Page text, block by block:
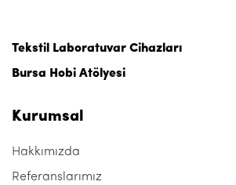
Tekstil Laboratuvar Cihazları
Bursa Hobi Atölyesi
Kurumsal
Hakkımızda
Referanslarımız